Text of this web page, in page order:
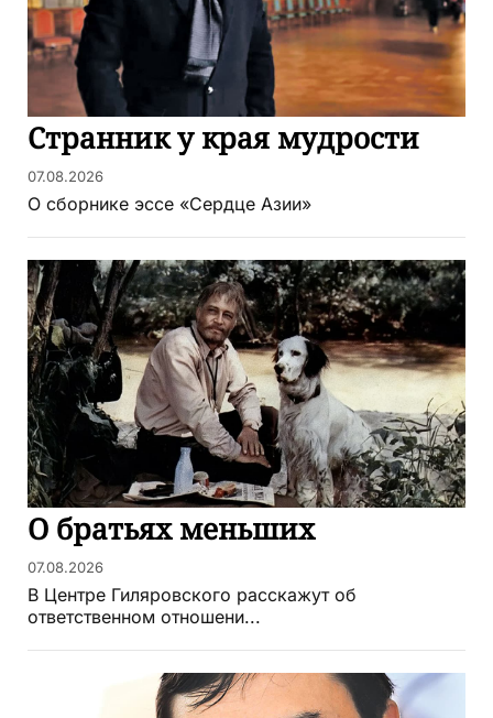
Странник у края мудрости
07.08.2026
О сборнике эссе «Сердце Азии»
О братьях меньших
07.08.2026
В Центре Гиляровского расскажут об
ответственном отношени...